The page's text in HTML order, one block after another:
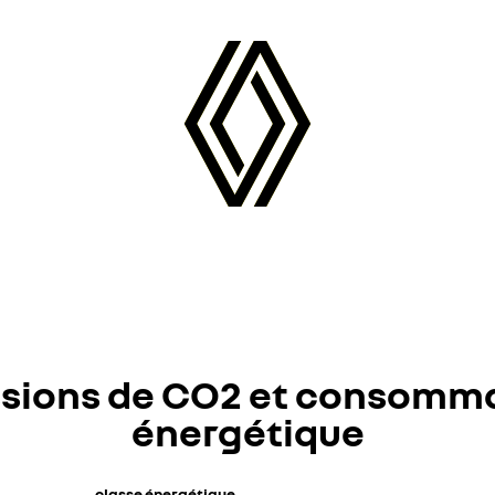
de CO2 et
énergétique